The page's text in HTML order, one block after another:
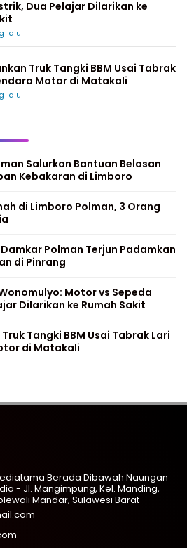
Dua Pelajar Dilarikan ke
lalu
Truk Tangki BBM Usai Tabrak
Motor di Matakali
lalu
Salurkan Bantuan Belasan
Kebakaran di Limboro
di Limboro Polman, 3 Orang
Polman Terjun Padamkan
di Pinrang
Motor vs Sepeda
Dilarikan ke Rumah Sakit
Tangki BBM Usai Tabrak Lari
di Matakali
Berada Dibawah Naungan
- Jl. Mangimpung, Kel. Manding,
Mandar, Sulawesi Barat